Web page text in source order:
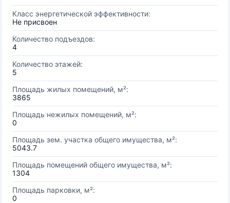
Класс энергетической эффективности:
Не присвоен
Количество подъездов:
4
Количество этажей:
5
Площадь жилых помещений, м²:
3865
Площадь нежилых помещений, м²:
0
Площадь зем. участка общего имущества, м²:
5043.7
Площадь помещений общего имущества, м²:
1304
Площадь парковки, м²:
0